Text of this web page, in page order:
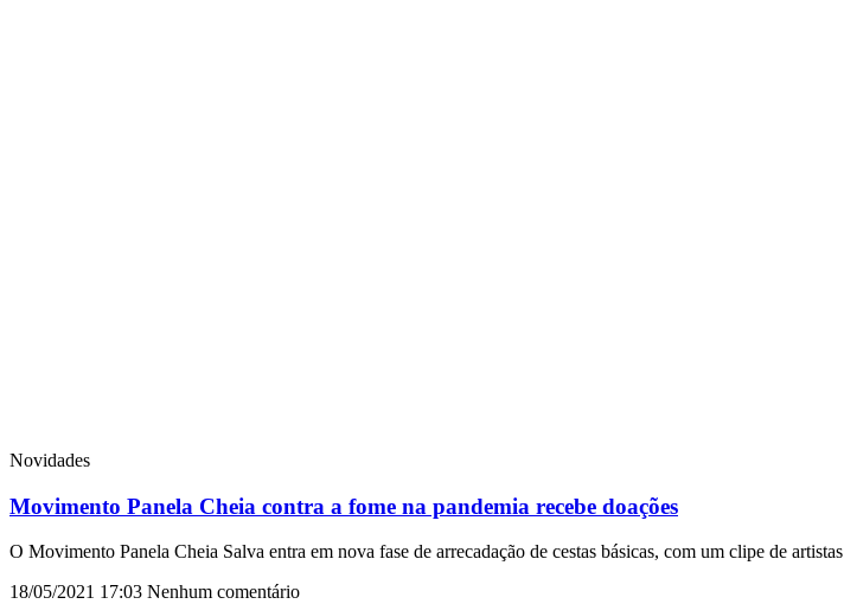
Novidades
Movimento Panela Cheia contra a fome na pandemia recebe doações
O Movimento Panela Cheia Salva entra em nova fase de arrecadação de cestas básicas, com um clipe de artistas
18/05/2021 17:03 Nenhum comentário